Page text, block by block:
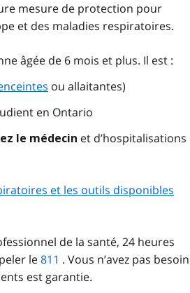
mesure de protection pour
et des maladies respiratoires.
âgée de 6 mois et plus. Il est :
ou allaitantes)
en Ontario
le médecin et d’hospitalisations
et les outils disponibles
de la santé, 24 heures
le811 . Vous n’avez pas besoin
est garantie.